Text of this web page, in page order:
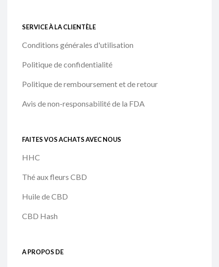
SERVICE À LA CLIENTÈLE
Conditions générales d'utilisation
Politique de confidentialité
Politique de remboursement et de retour
Avis de non-responsabilité de la FDA
FAITES VOS ACHATS AVEC NOUS
HHC
Thé aux fleurs CBD
Huile de CBD
CBD Hash
A PROPOS DE